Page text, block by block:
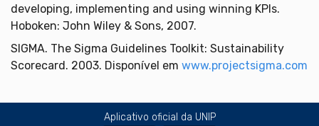
developing, implementing and using winning KPIs.
Hoboken: John Wiley & Sons, 2007.
SIGMA. The Sigma Guidelines Toolkit: Sustainability
Scorecard. 2003. Disponível em www.projectsigma.com
Aplicativo oficial da UNIP